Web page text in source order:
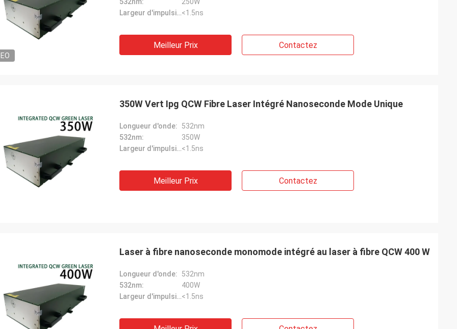
Largeur d'impulsion:<1.5ns
Meilleur Prix Contactez
350W Vert Ipg QCW Fibre Laser Intégré Nanoseconde Mode Unique
Longueur d'onde:
532nm
532nm:
350W
Largeur d'impulsion:<1.5ns
Meilleur Prix Contactez
Laser à fibre nanoseconde monomode intégré au laser à fibre QCW 400 W
Longueur d'onde:
532nm
532nm:
400W
Largeur d'impulsion:<1.5ns